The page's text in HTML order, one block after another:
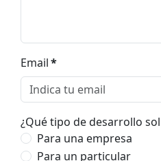
Email*
¿Qué tipo de desarrollo
Para una empresa
Para un particular